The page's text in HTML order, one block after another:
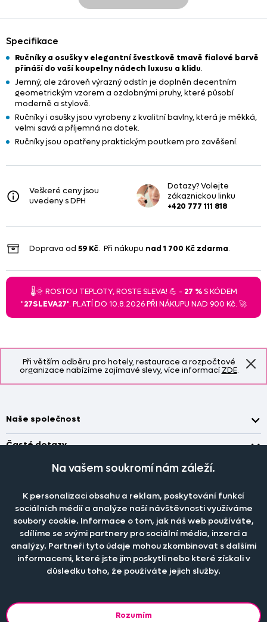
Při větším odběru pro hotely, restaurace a rozpočtové
organizace nabízíme zajímavé slevy, více informacíZDE.
Specifikace
Ručníky a osušky v elegantní švestkově tmavě fialové barvě
přináší do vaší koupelny nádech luxusu a klidu.
Jemný, ale zároveň výrazný odstín je doplněn decentním
geometrickým vzorem a ozdobnými pruhy, které působí
moderně a stylově.
Ručníky i osušky jsou vyrobeny z kvalitní bavlny, která je měkká,
velmi savá a příjemná na dotek.
Ručníky jsou opatřeny praktickým poutkem pro zavěšení.
Veškeré ceny jsou
uvedeny s DPH
Dotazy? Volejte
zákaznickou linku
+420 777 111 818
Doprava od 59 Kč. Při nákupu nad 1 700 Kč zdarma.
🌡️🌞 ROSTOU TEPLOTY, ROSTE SLEVA! 💪 - 27 %S KÓDEM
"27SLEVA27". PLATÍ DO 10.8.2026 PŘI NÁKUPU NAD 900 Kč. 🚀
Staňte se členem klubu Dante.cz
Objevte slevy pro členy, získejte akční nabídky, novinky, tipy a
Naše společnost
Doprava a platba
Obchodní podmínky
Nastavení cookies
Katalog zdarma
Časté dotazy
Jak změřit okno pro nákup záclon?
Jak prát záclony a závěsy?
Jak prát povlečení a prostěradla?
Informace o materiálech
Šití záclon a závěsů
PRODEJNÍ ODDĚLENÍ - TELEFONICKY
po-pá 7:30 - 16:00
Tel.:777 111 818
e-mail:dotazy@dante.cz
reklamace:reklamace@dante.cz
Na vašem soukromí nám záleží.
K personalizaci obsahu a reklam, poskytování funkcí
sociálních médií a analýze naší návštěvnosti využíváme
soubory cookie. Informace o tom, jak náš web používáte,
sdílíme se svými partnery pro sociální média, inzerci a
analýzy. Partneři tyto údaje mohou zkombinovat s dalšími
informacemi, které jste jim poskytli nebo které získali v
důsledku toho, že používáte jejich služby.
Rozumím